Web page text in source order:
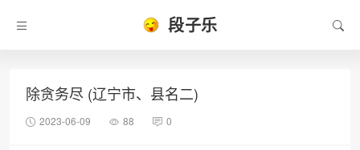
段子乐
除贪务尽 (辽宁市、县名二)
2023-06-09 88 0